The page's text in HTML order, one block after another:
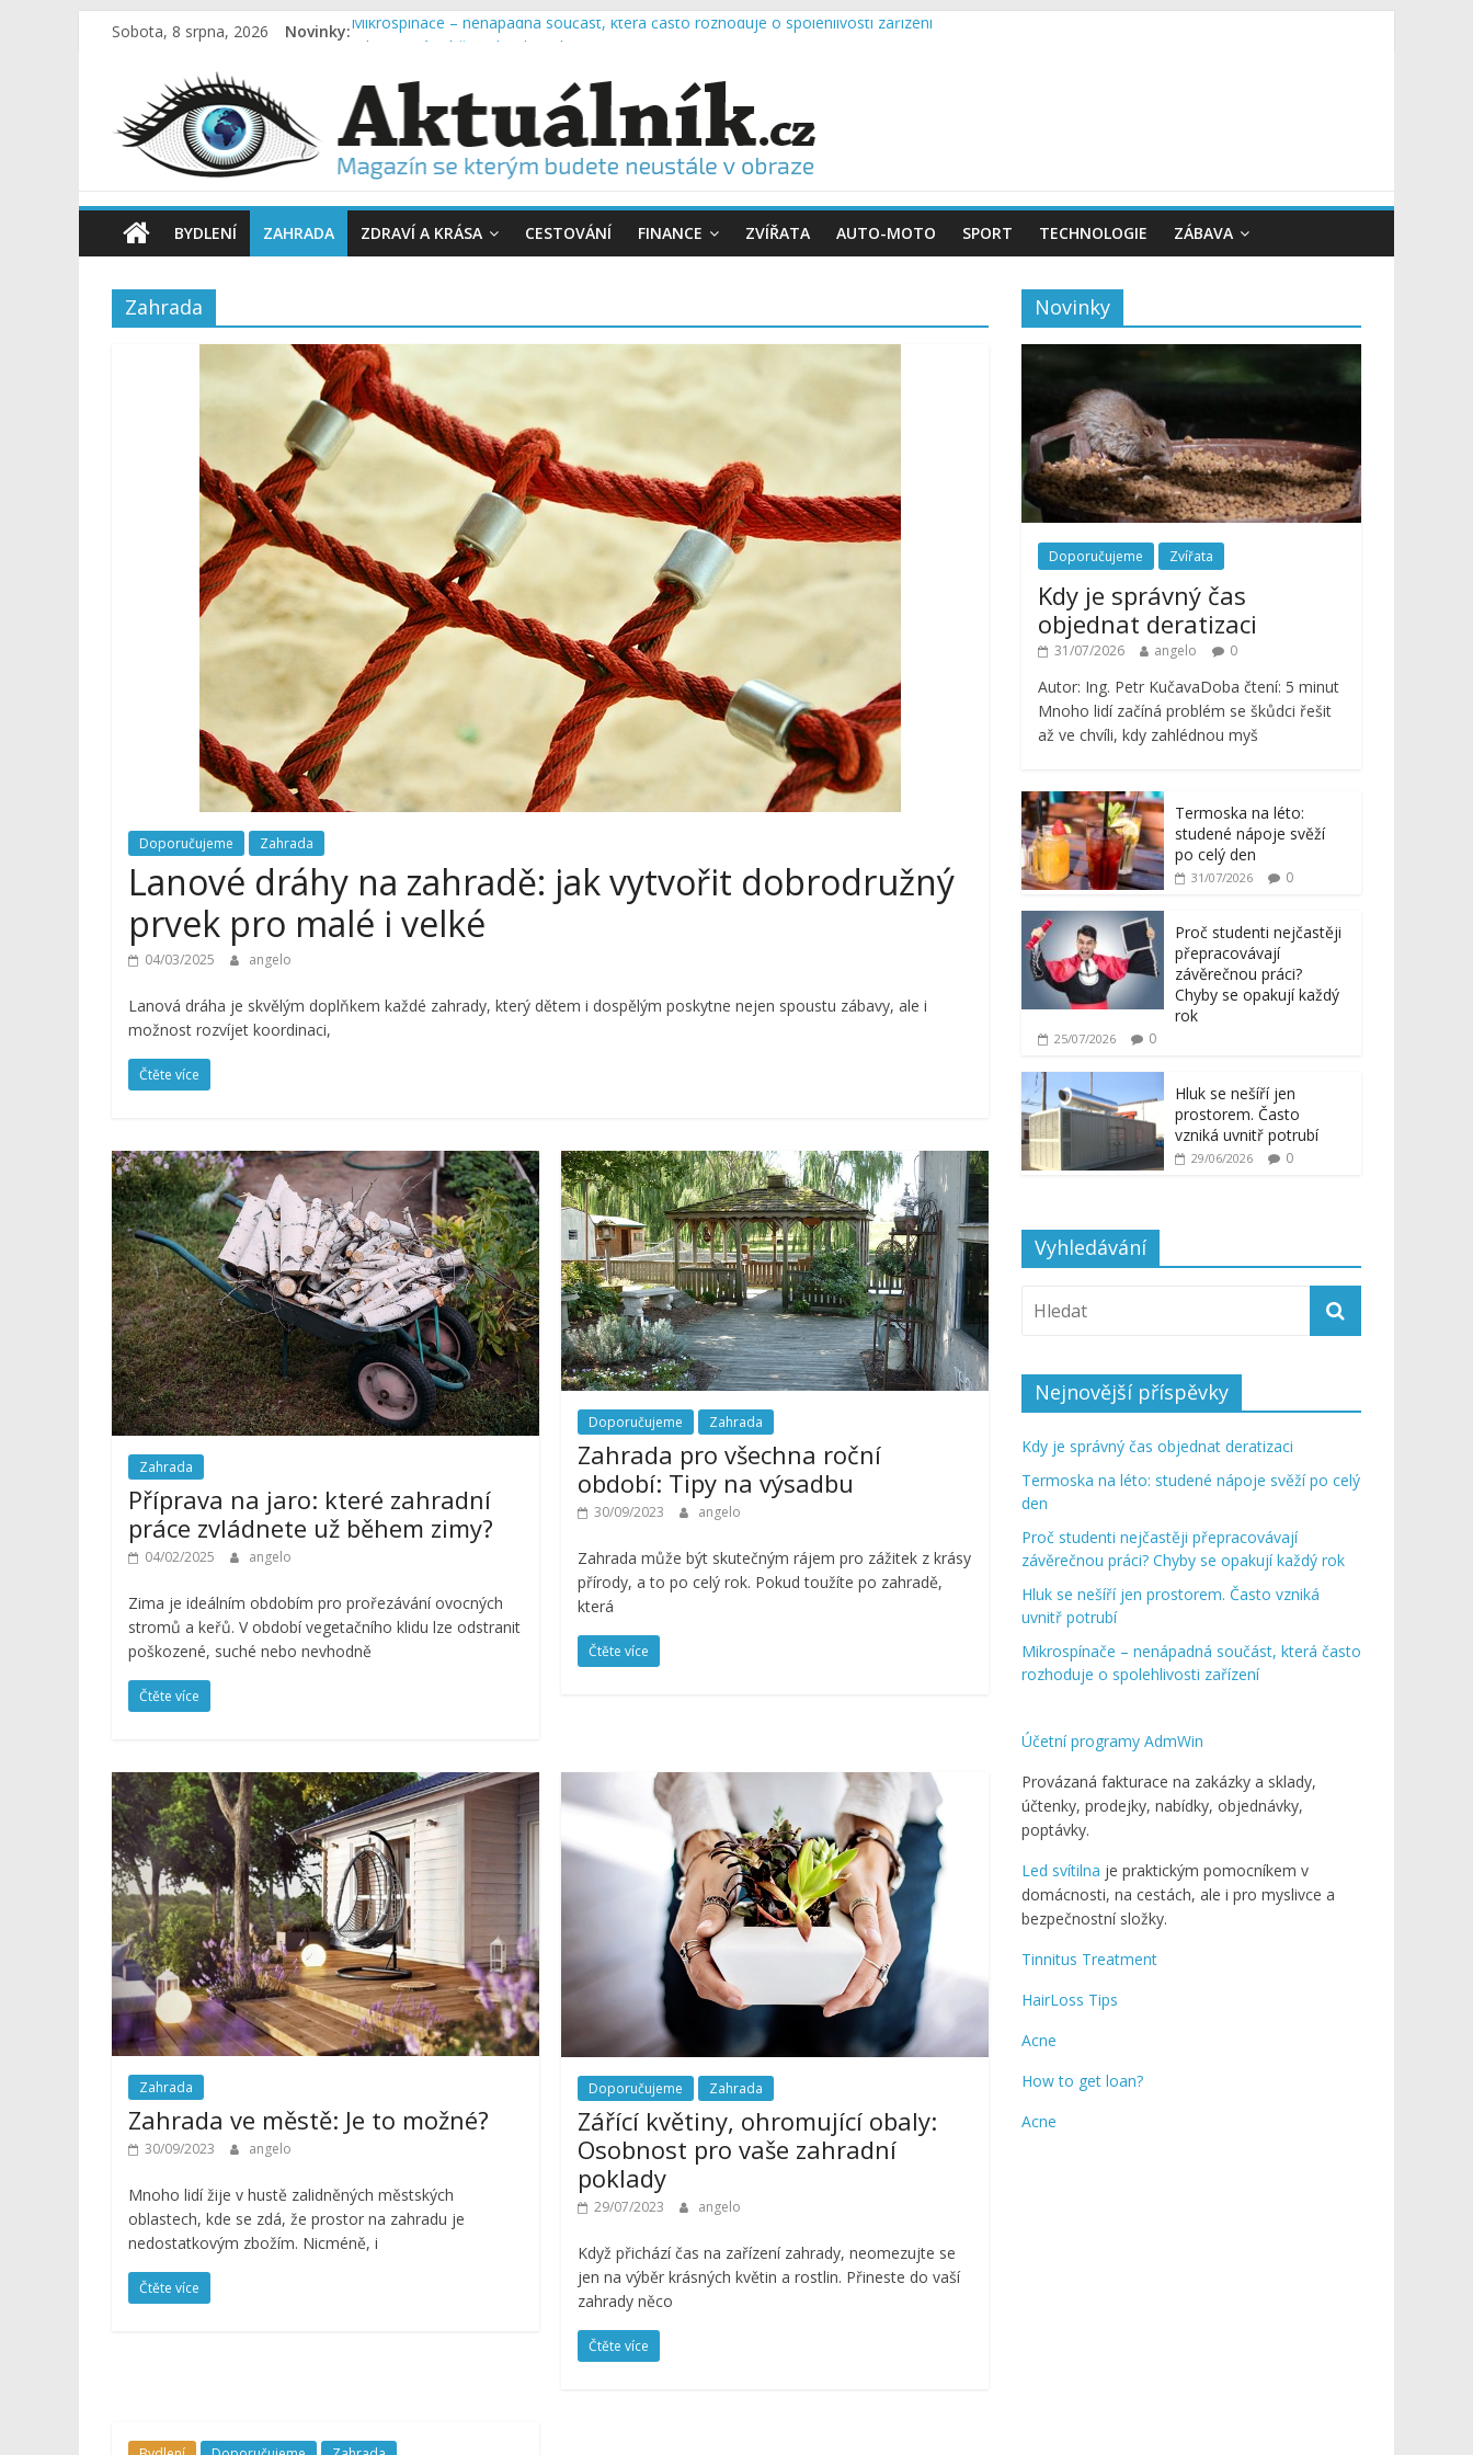
Sobota, 8 srpna, 2026 Novinky:Mikrospínače – nenápadná součást, která často rozhoduje o spolehlivosti zařízení
Termoska na léto: studené nápoje svěží po celý den
Proč studenti nejčastěji přepracovávají závěrečnou práci? Chyby se opakují každý rok
Hluk se nešíří jen prostorem. Často vzniká uvnitř potrubí
BYDLENÍ ZAHRADA ZDRAVÍ A KRÁSA CESTOVÁNÍ FINANCE ZVÍŘATA AUTO-MOTO SPORT TECHNOLOGIE ZÁBAVA
Zahrada
Doporučujeme Zahrada
Lanové dráhy na zahradě: jak vytvořit dobrodružný
prvek pro malé i velké
04/03/2025 angelo
Lanová dráha je skvělým doplňkem každé zahrady, který dětem i dospělým poskytne nejen spoustu zábavy, ale i
možnost rozvíjet koordinaci,
Čtěte více
Zahrada
Příprava na jaro: které zahradní
práce zvládnete už během zimy?
04/02/2025 angelo
Zima je ideálním obdobím pro prořezávání ovocných
stromů a keřů. V období vegetačního klidu lze odstranit
poškozené, suché nebo nevhodně
Čtěte více
Doporučujeme Zahrada
Zahrada pro všechna roční
období: Tipy na výsadbu
30/09/2023 angelo
Zahrada může být skutečným rájem pro zážitek z krásy
přírody, a to po celý rok. Pokud toužíte po zahradě,
která
Čtěte více
Zahrada
Zahrada ve městě: Je to možné?
30/09/2023 angelo
Mnoho lidí žije v hustě zalidněných městských
oblastech, kde se zdá, že prostor na zahradu je
nedostatkovým zbožím. Nicméně, i
Čtěte více
Doporučujeme Zahrada
Zářící květiny, ohromující obaly:
Osobnost pro vaše zahradní
poklady
29/07/2023 angelo
Když přichází čas na zařízení zahrady, neomezujte se
jen na výběr krásných květin a rostlin. Přineste do vaší
zahrady něco
Čtěte více
Novinky
Doporučujeme Zvířata
Kdy je správný čas
objednat deratizaci
31/07/2026 angelo 0
Autor: Ing. Petr KučavaDoba čtení: 5 minut
Mnoho lidí začíná problém se škůdci řešit
až ve chvíli, kdy zahlédnou myš
Termoska na léto:
studené nápoje svěží
po celý den
31/07/2026 0
Proč studenti nejčastěji
přepracovávají
závěrečnou práci?
Chyby se opakují každý
rok
25/07/2026 0
Hluk se nešíří jen
prostorem. Často
vzniká uvnitř potrubí
29/06/2026 0
Vyhledávání
Nejnovější příspěvky
Kdy je správný čas objednat deratizaci
Termoska na léto: studené nápoje svěží po celý
den
Proč studenti nejčastěji přepracovávají
závěrečnou práci? Chyby se opakují každý rok
Hluk se nešíří jen prostorem. Často vzniká
uvnitř potrubí
Mikrospínače – nenápadná součást, která často
rozhoduje o spolehlivosti zařízení
Účetní programy AdmWin
Provázaná fakturace na zakázky a sklady,
účtenky, prodejky, nabídky, objednávky,
poptávky.
Led svítilna je praktickým pomocníkem v
domácnosti, na cestách, ale i pro myslivce a
bezpečnostní složky.
Tinnitus Treatment
HairLoss Tips
Acne
How to get loan?
Acne